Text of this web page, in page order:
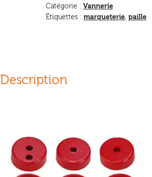
Catégorie : Vannerie
Étiquettes : marqueterie, paille
Description